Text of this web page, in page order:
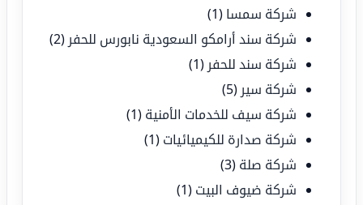
شركة سمسا (1)
شركة سند أرامكو السعودية نابورس للحفر (2)
شركة سند للحفر (1)
شركة سير (5)
شركة سيف للخدمات الأمنية (1)
شركة صدارة للكيميائيات (1)
شركة صلة (3)
شركة ضيوف البيت (1)